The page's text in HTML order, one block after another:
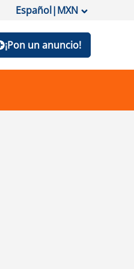
Español|MXN
¡Pon un anuncio!